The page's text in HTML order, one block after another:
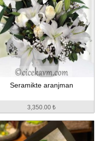
Seramikte aranjman
3,350.00 ₺